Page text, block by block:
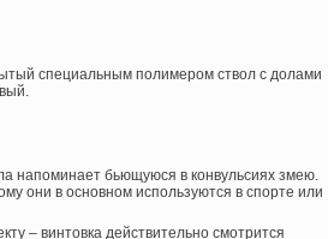
специальным полимером ствол с долами
напоминает бьющуюся в конвульсиях змею.
они в основном используются в спорте или
– винтовка действительно смотрится